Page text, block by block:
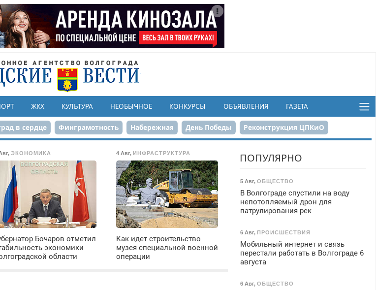
ЖКХ КУЛЬТУРА НЕОБЫЧНОЕ КОНКУРСЫ ОБЪЯВЛЕНИЯ ГАЗЕТА
в сердце Финграмотность Набережная День Победы Реконструкция ЦПКиО
80-летие Победы Парк Героев-летчиков
,ЭКОНОМИКА
Бочаров отметил
экономики
области
4 Авг, ИНФРАСТРУКТУРА
Как идет строительство
музея специальной военной
операции
ПОПУЛЯРНО
5 Авг, ОБЩЕСТВО
В Волгограде спустили на воду
непотопляемый дрон для
патрулирования рек
6 Авг, ПРОИСШЕСТВИЯ
Мобильный интернет и связь
перестали работать в Волгограде 6
августа
6 Авг, ОБЩЕСТВО